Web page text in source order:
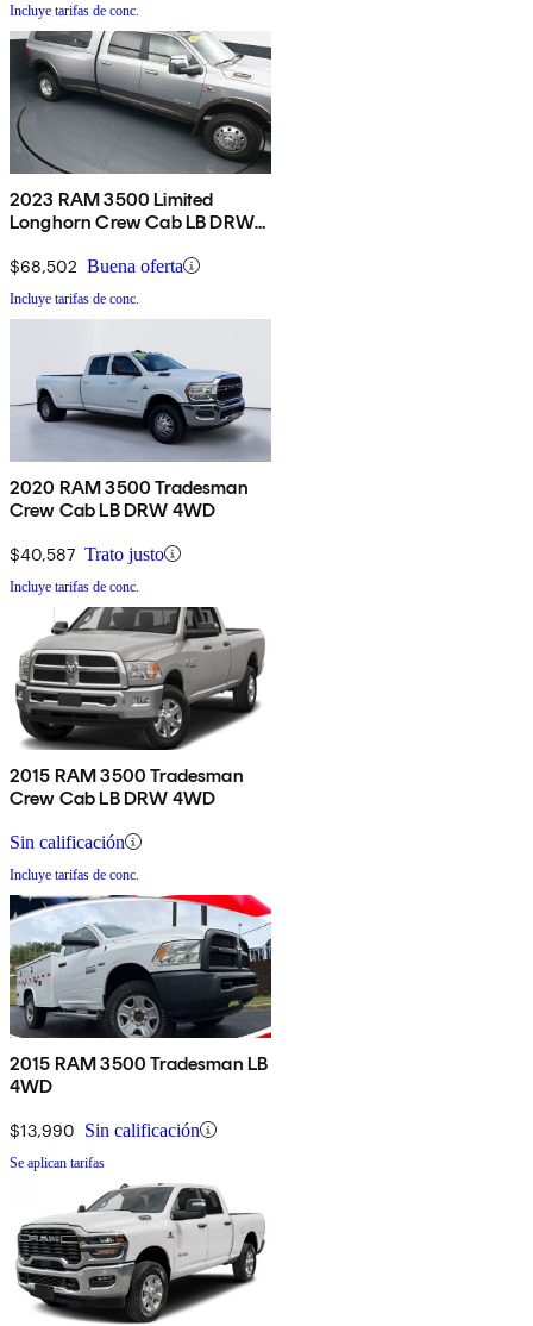
Incluye tarifas de conc.
2023 RAM 3500 Limited
Longhorn Crew Cab LB DRW
$68,502 Buena oferta
Incluye tarifas de conc.
2020 RAM 3500 Tradesman
Crew Cab LB DRW 4WD
$40,587 Trato justo
Incluye tarifas de conc.
2015 RAM 3500 Tradesman
Crew Cab LB DRW 4WD
Sin calificación
Incluye tarifas de conc.
2015 RAM 3500 Tradesman LB
4WD
$13,990 Sin calificación
Se aplican tarifas